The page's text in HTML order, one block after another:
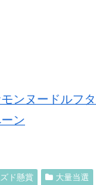
ンヌードルフ
ン
ド懸賞 大量当選